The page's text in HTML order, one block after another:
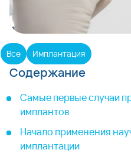
Все Имплантация
Содержание
Самые первые случаи
имплантов
Начало применения
имплантации